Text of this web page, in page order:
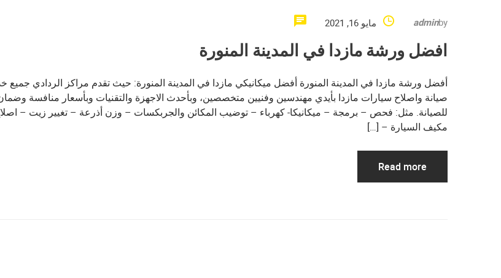
by
admin مايو 16, 2021
افضل ورشة مازدا في المدينة المنورة
أفضل ورشة مازدا في المدينة المنورة أفضل ميكانيكي مازدا في المدينة المنورة: حيث تقدم مراكز الردادي جميع
صيانة واصلاح سيارات مازدا بأيدي مهندسين وفنيين متخصصين، وبأحدث الاجهزة والتقنيات وبأسعار منافسة
للصيانة. مثل: فحص – برمجة – ميكانيكا- كهرباء – توضيب المكائن والجربكسات – وزن أذرعة – تغيير زيت –
مكيف السيارة – […]
Read more